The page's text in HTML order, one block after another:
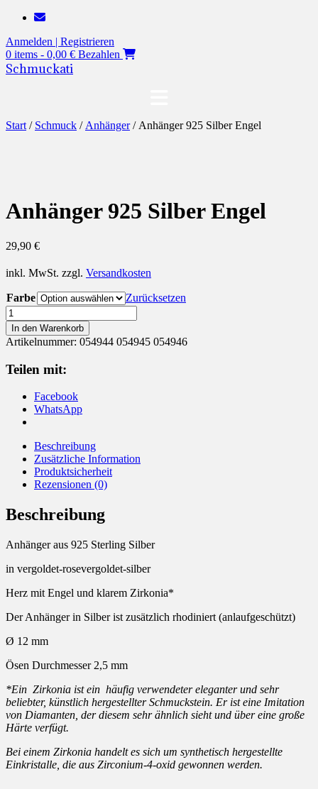
Zum
springen
Anmelden | Registrieren
0 items - 0,00 € Bezahlen
Schmuckati
Start / Schmuck / Anhänger/ Anhänger 925 Silber Engel
Anhänger 925 Silber Engel
29,90 €
inkl. MwSt. zzgl. Versandkosten
Farbe
Zurücksetzen
Anhänger
925
Silber
Engel
Menge
In den Warenkorb
Artikelnummer: 054944 054945 054946
Teilen mit:
Facebook
WhatsApp
Beschreibung
Zusätzliche Information
Produktsicherheit
Rezensionen (0)
Beschreibung
Anhänger aus 925 Sterling Silber
in vergoldet-rosevergoldet-silber
Herz mit Engel und klarem Zirkonia*
Der Anhänger in Silber ist zusätzlich rhodiniert (anlaufgeschützt)
Ø 12 mm
Ösen Durchmesser 2,5 mm
*Ein Zirkonia ist ein häufig verwendeter eleganter und sehr
beliebter, künstlich hergestellter Schmuckstein. Er ist eine Imitation
von Diamanten, der diesem sehr ähnlich sieht und über eine große
Härte verfügt.
Bei einem Zirkonia handelt es sich um synthetisch hergestellte
Einkristalle, die aus Zirconium-4-oxid gewonnen werden.